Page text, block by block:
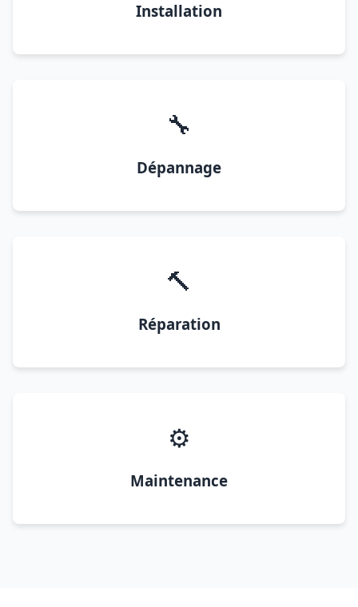
Installation
🔧
Dépannage
🔨
Réparation
⚙️
Maintenance